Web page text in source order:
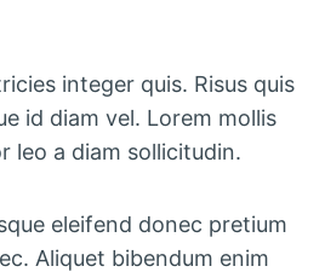
integer quis. Risus quis
id diam vel. Lorem mollis
leo a diam sollicitudin.
eleifend donec pretium
Aliquet bibendum enim